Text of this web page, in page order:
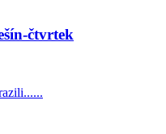
čtvrtek